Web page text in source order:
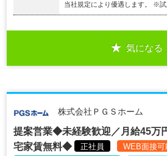
当社規定により優遇します。 ※試
気になる
株式会社ＰＧＳホーム
提案営業◆未経験歓迎／月給45万
宅家賃無料◆
正社員
WEB面接可